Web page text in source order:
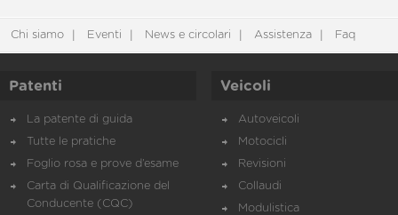
Chi siamo Eventi News e circolari Assistenza Faq
Patenti
La patente di guida
Tutte le pratiche
Foglio rosa e prove d’esame
Carta di Qualificazione del
Conducente (CQC)
Veicoli
Autoveicoli
Motocicli
Revisioni
Collaudi
Modulistica